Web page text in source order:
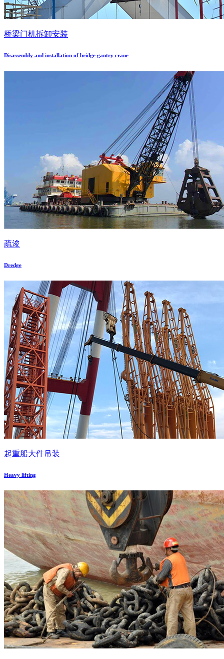
桥梁门机拆卸安装
Disassembly and installation of bridge gantry crane
疏浚
Dredge
起重船大件吊装
Heavy lifting